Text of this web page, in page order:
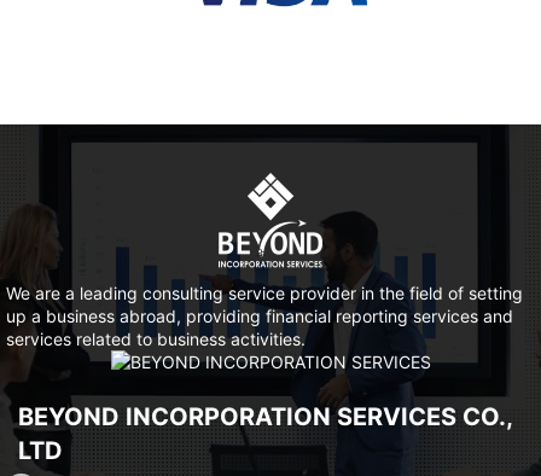
We are a leading consulting service provider in the field of setting
up a business abroad, providing financial reporting services and
services related to business activities.
BEYOND INCORPORATION SERVICES CO.,
LTD